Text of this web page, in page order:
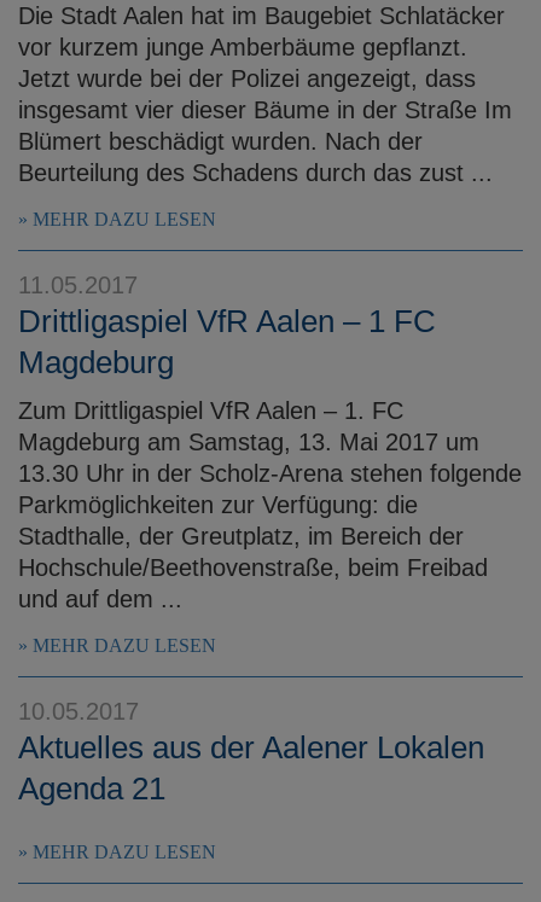
Die Stadt Aalen hat im Baugebiet Schlatäcker
vor kurzem junge Amberbäume gepflanzt.
Jetzt wurde bei der Polizei angezeigt, dass
insgesamt vier dieser Bäume in der Straße Im
Blümert beschädigt wurden. Nach der
Beurteilung des Schadens durch das zust ...
MEHR DAZU LESEN
11.05.2017
Drittligaspiel VfR Aalen – 1 FC
Magdeburg
Zum Drittligaspiel VfR Aalen – 1. FC
Magdeburg am Samstag, 13. Mai 2017 um
13.30 Uhr in der Scholz-Arena stehen folgende
Parkmöglichkeiten zur Verfügung: die
Stadthalle, der Greutplatz, im Bereich der
Hochschule/Beethovenstraße, beim Freibad
und auf dem ...
MEHR DAZU LESEN
10.05.2017
Aktuelles aus der Aalener Lokalen
Agenda 21
MEHR DAZU LESEN